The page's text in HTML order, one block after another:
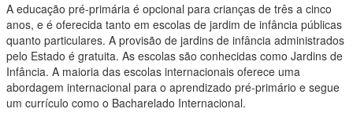
A educação pré-primária é opcional para crianças de três a cinco
anos, e é oferecida tanto em escolas de jardim de infância públicas
quanto particulares. A provisão de jardins de infância administrados
pelo Estado é gratuita. As escolas são conhecidas como Jardins de
Infância. A maioria das escolas internacionais oferece uma
abordagem internacional para o aprendizado pré-primário e segue
um currículo como o Bacharelado Internacional.